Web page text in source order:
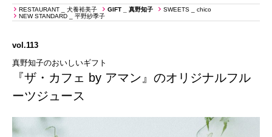
RESTAURANT _ 犬養裕美子 GIFT _ 真野知子
SWEETS _ chico
NEW STANDARD _ 平野紗季子
vol.113
真野知子のおいしいギフト
『ザ・カフェ by アマン』のオリジナルフル
ーツジュース